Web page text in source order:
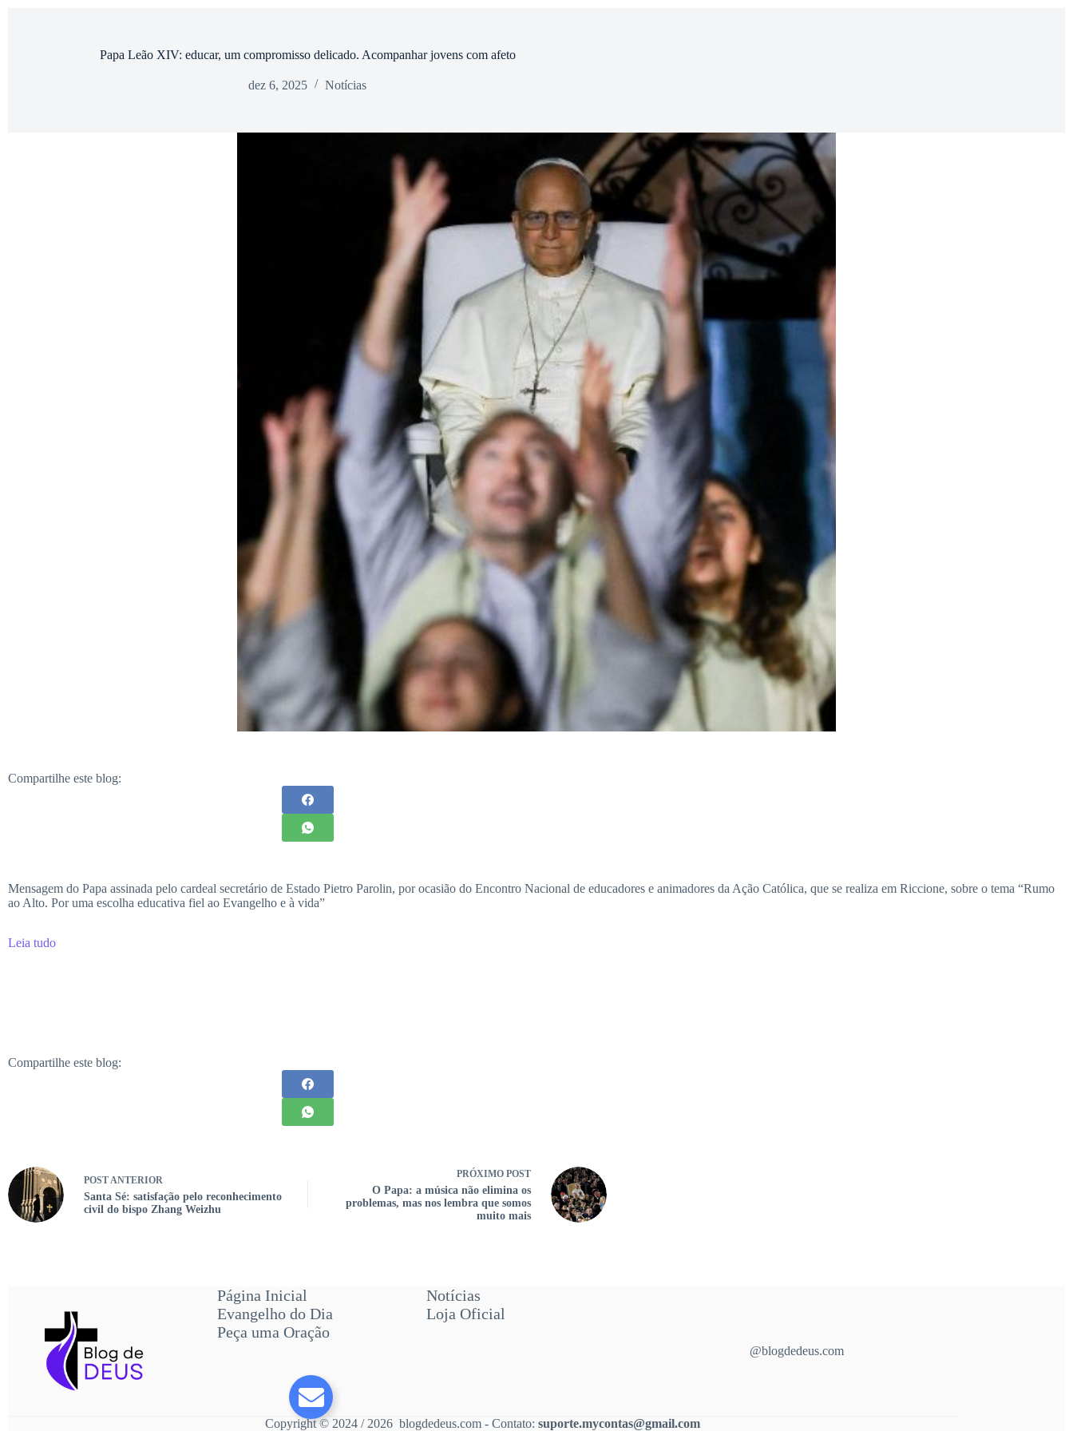
Papa Leão XIV: educar, um compromisso delicado. Acompanhar jovens com afeto
dez 6, 2025 Notícias
Compartilhe este blog:
Mensagem do Papa assinada pelo cardeal secretário de Estado Pietro Parolin, por ocasião do Encontro Nacional de educadores e animadores da Ação Católica, que se realiza em Riccione, sobre o tema “Rumo
ao Alto. Por uma escolha educativa fiel ao Evangelho e à vida”
Leia tudo
Compartilhe este blog:
POSTANTERIOR
Santa Sé: satisfação pelo reconhecimento
civil do bispo Zhang Weizhu
PRÓXIMO POST
O Papa: a música não elimina os
problemas, mas nos lembra que somos
muito mais
Página Inicial
Evangelho do Dia
Peça uma Oração
Notícias
Loja Oficial
@blogdedeus.com
Copyright © 2024 / 2026 blogdedeus.com - Contato:suporte.mycontas@gmail.com